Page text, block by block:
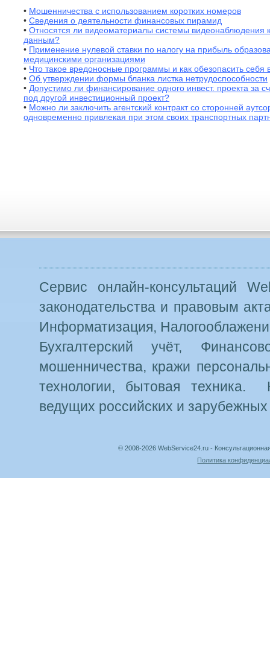
• Мошенничества с использованием коротких номеров
• Сведения о деятельности финансовых пирамид
• Относятся ли видеоматериалы системы видеонаблюдения
данным?
• Применение нулевой ставки по налогу на прибыль
медицинскими организациями
• Что такое вредоносные программы и как обезопасить себя
• Об утверждении формы бланка листка нетрудоспособности
• Допустимо ли финансирование одного инвест. проекта за
под другой инвестиционный проект?
• Можно ли заключить агентский контракт со сторонней
одновременно привлекая при этом своих транспортных
Сервис онлайн-консультаций
законодательства и правовым
Информатизация,
Бухгалтерский учёт,
мошенничества, кражи
технологии, бытовая техника.
ведущих российских и
© 2008-2026 WebService24.ru -
Политика